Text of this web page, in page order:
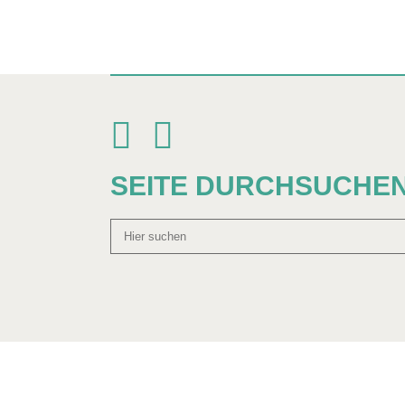
SEITE